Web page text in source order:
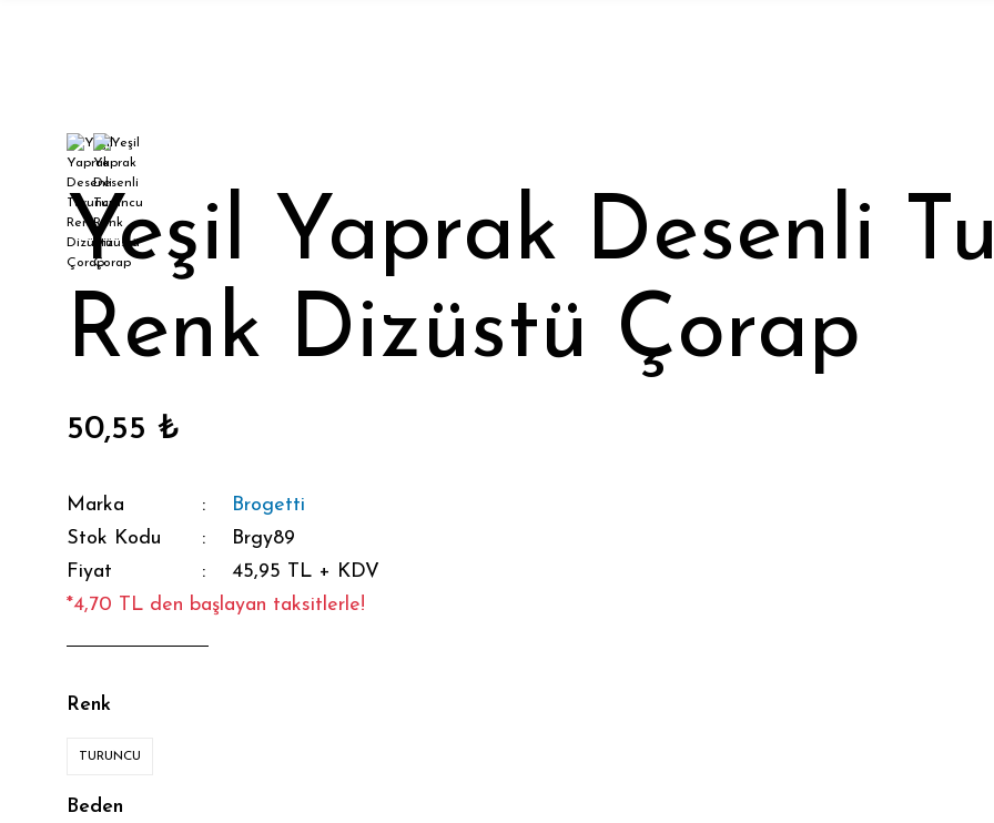
Yeşil Yaprak Desenli
Renk Dizüstü Çorap
50,55 ₺
Marka
Brogetti
Stok Kodu
Brgy89
Fiyat
45,95 TL + KDV
*4,70 TL den başlayan taksitlerle!
Renk
TURUNCU
Beden